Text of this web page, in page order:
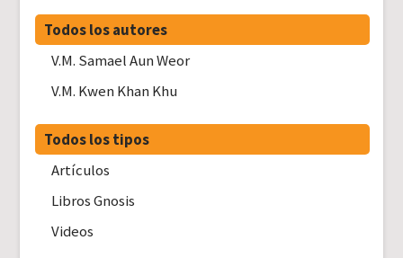
Todos los autores
V.M. Samael Aun Weor
V.M. Kwen Khan Khu
Todos los tipos
Artículos
Libros Gnosis
Videos